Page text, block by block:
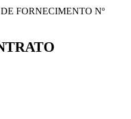
FORNECIMENTO Nº